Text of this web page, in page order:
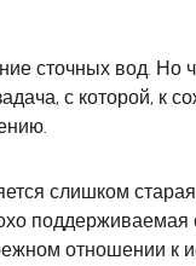
сточных вод. Но
с которой, к
слишком
отношении к